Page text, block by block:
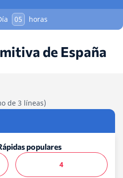
05 horas
de España
de 3 líneas)
populares
4